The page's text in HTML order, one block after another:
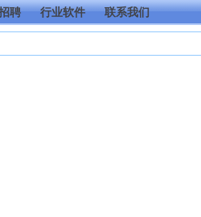
聘 行业软件 联系我们